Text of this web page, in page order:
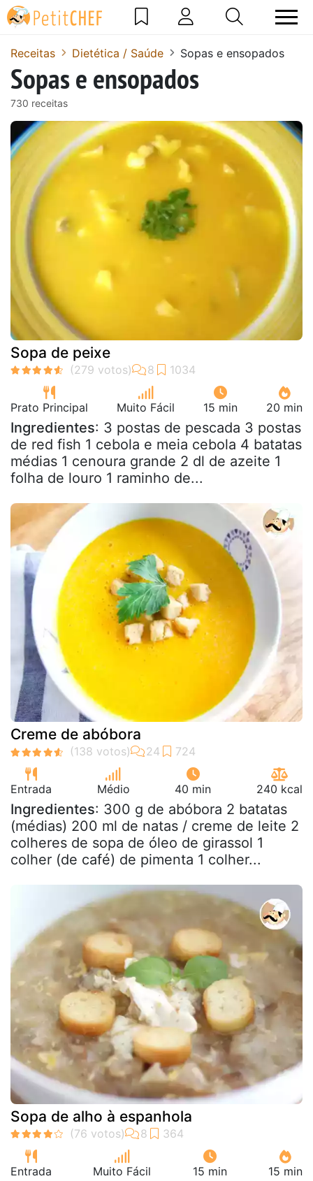
Receitas Dietética / Saúde Sopas e ensopados
Sopas e ensopados
730 receitas
Sopa de peixe
Prato Principal Muito Fácil 15 min 20 min
Ingredientes: 3 postas de pescada 3 postas
de red fish 1 cebola e meia cebola 4 batatas
médias 1 cenoura grande 2 dl de azeite 1
folha de louro 1 raminho de...
Creme de abóbora
Entrada Médio 40 min 240 kcal
Ingredientes: 300 g de abóbora 2 batatas
(médias) 200 ml de natas / creme de leite 2
colheres de sopa de óleo de girassol 1
colher (de café) de pimenta 1 colher...
Sopa de alho à espanhola
Entrada Muito Fácil 15 min 15 min